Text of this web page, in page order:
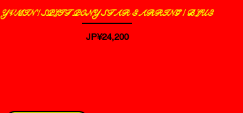
제품보기
YVMIN / SPLIT PONY STAR EARRING / BLUE
가격
JP¥24,200